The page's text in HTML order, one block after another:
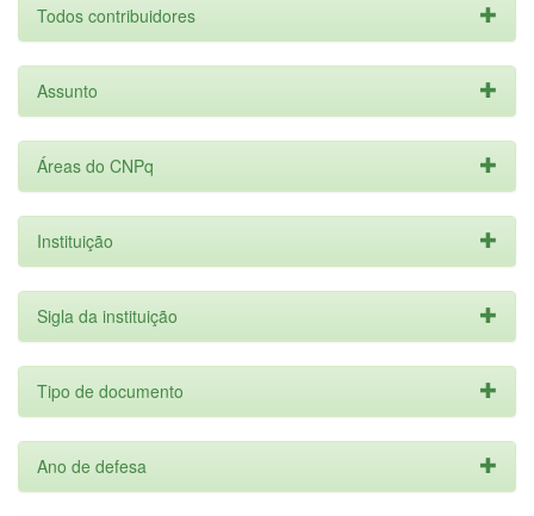
Todos contribuidores
Assunto
Áreas do CNPq
Instituição
Sigla da instituição
Tipo de documento
Ano de defesa